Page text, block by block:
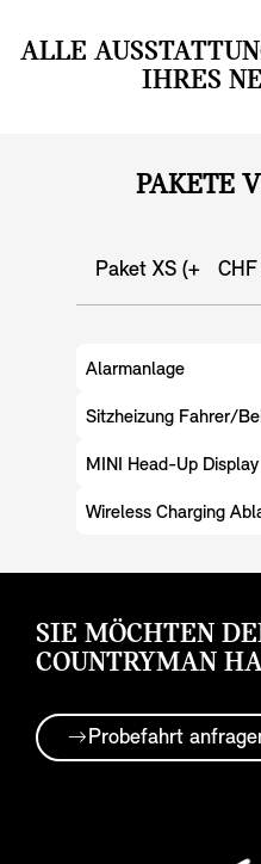
ALLE
IHRES
PAKETE
Paket XS (+
Alarmanlage
Sitzheizung Fahrer/
MINI Head-Up Display
Wireless Charging
SIE MÖCHTEN
COUNTRYMAN
Probefahrt